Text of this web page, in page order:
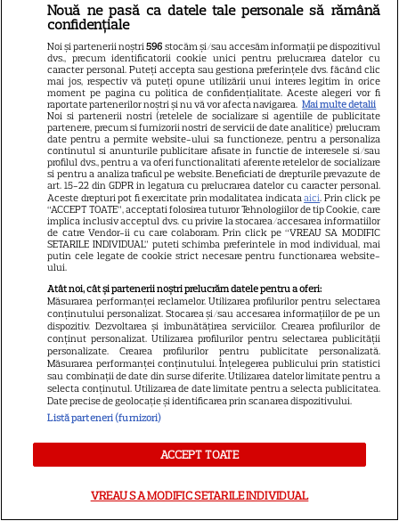
9
VEDETE STRĂINE
Meryl Streep, gest
impresionant pentru Anne
Hathaway și Emily Blunt la
„Diavolul se îmbracă de la
Prada 2”. Ce salarii ar fi primit
actrițele
ŞTIRI
HOROSCOP
Vine un august negru?
Previziunile astrologilor care
au stârnit reacții și legătura cu
marile evenimente din trecut
VEDETE STRĂINE
Phil Collins, dezvăluiri
Nouă ne pasă ca datele tale personale să rămână
confidențiale
Noi și partenerii noștri596 stocăm și/sau accesăm informații pe dispozitivul
dvs., precum identificatorii cookie unici pentru prelucrarea datelor cu
caracter personal. Puteți accepta sau gestiona preferințele dvs. făcând clic
mai jos, respectiv vă puteți opune utilizării unui interes legitim în orice
moment pe pagina cu politica de confidențialitate. Aceste alegeri vor fi
raportate partenerilor noștri și nu vă vor afecta navigarea. Mai multe detalii
Noi si partenerii nostri (retelele de socializare si agentiile de publicitate
partenere, precum si furnizorii nostri de servicii de date analitice) prelucram
date pentru a permite website-ului sa functioneze, pentru a personaliza
continutul si anunturile publicitare afisate in functie de interesele si/sau
profilul dvs., pentru a va oferi functionalitati aferente retelelor de socializare
si pentru a analiza traficul pe website. Beneficiati de drepturile prevazute de
art. 15-22 din GDPR in legatura cu prelucrarea datelor cu caracter personal.
Aceste drepturi pot fi exercitate prin modalitatea indicataaici. Prin click pe
“ACCEPT TOATE”, acceptati folosirea tuturor Tehnologiilor de tip Cookie, care
implica inclusiv acceptul dvs. cu privire la stocarea/accesarea informatiilor
de catre Vendor-ii cu care colaboram. Prin click pe “VREAU SA MODIFIC
SETARILE INDIVIDUAL” puteti schimba preferintele in mod individual, mai
putin cele legate de cookie strict necesare pentru functionarea website-
ului.
Atât noi, cât și partenerii noștri prelucrăm datele pentru a oferi:
Măsurarea performanței reclamelor. Utilizarea profilurilor pentru selectarea
conținutului personalizat. Stocarea și/sau accesarea informațiilor de pe un
dispozitiv. Dezvoltarea și îmbunătățirea serviciilor. Crearea profilurilor de
conținut personalizat. Utilizarea profilurilor pentru selectarea publicității
personalizate. Crearea profilurilor pentru publicitate personalizată.
Măsurarea performanței conținutului. Înțelegerea publicului prin statistici
sau combinații de date din surse diferite. Utilizarea datelor limitate pentru a
selecta conținutul. Utilizarea de date limitate pentru a selecta publicitatea.
Date precise de geolocație și identificarea prin scanarea dispozitivului.
Listă parteneri (furnizori)
ACCEPT TOATE
VREAU SA MODIFIC SETARILE INDIVIDUAL